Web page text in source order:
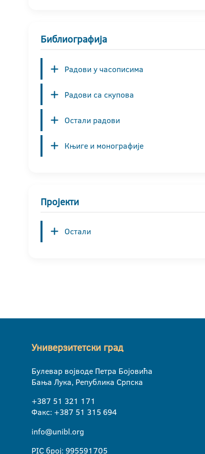
Библиографија
Радови у часописима
Радови са скупова
Остали радови
Књиге и монографије
Пројекти
Остали
Универзитетски град
Булевар војводе Петра Бојовића
Бања Лука, Република Српска
+387 51 321 171
Факс: +387 51 315 694
info@unibl.org
PIC број: 995591705